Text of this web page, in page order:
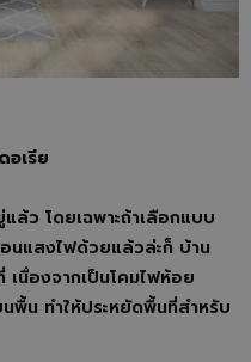
อเรีย
ล้ว โดยเฉพาะถ้าเลือกแบบ
นแสงไฟด้วยแล้วล่ะก็ บ้าน
นื่องจากเป็นโคมไฟห้อย
พื้น ทำให้ประหยัดพื้นที่สำหรับ